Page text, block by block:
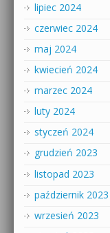
lipiec 2024
czerwiec 2024
maj 2024
kwiecień 2024
marzec 2024
luty 2024
styczeń 2024
grudzień 2023
listopad 2023
październik 2023
wrzesień 2023